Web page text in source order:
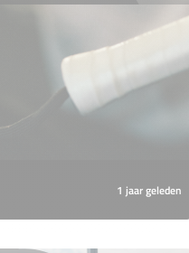
met
zelfs in
1 jaar geleden